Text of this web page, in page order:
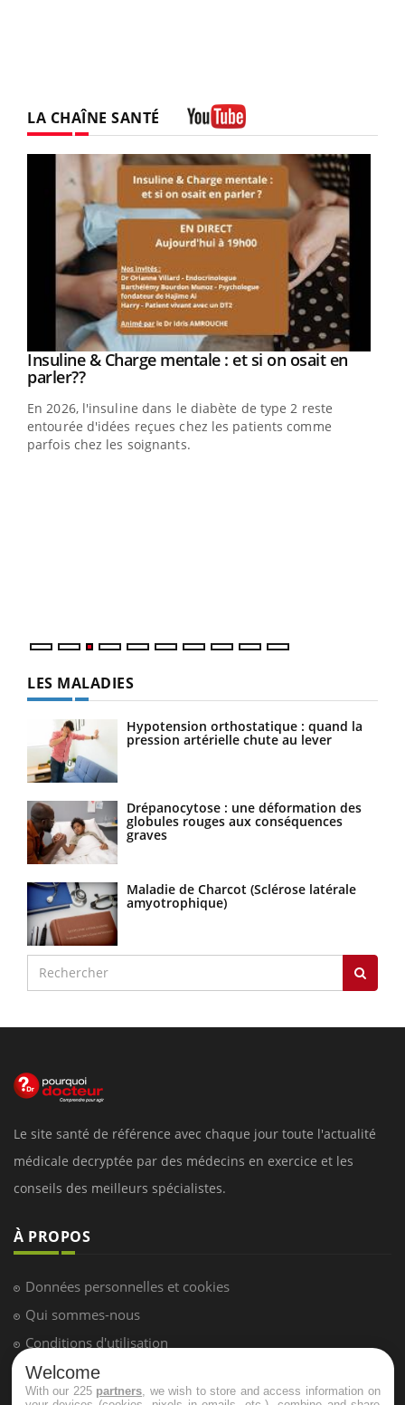
LA CHAÎNE SANTÉ
Youtube
Insuline & Charge mentale : et si on osait en
parler??Youtube
En 2026, l'insuline dans le diabète de type 2 reste
entourée d'idées reçues chez les patients comme
parfois chez les soignants.
LES MALADIES
Hypotension orthostatique : quand la
pression artérielle chute au lever
Drépanocytose : une déformation des
globules rouges aux conséquences
graves
Maladie de Charcot (Sclérose latérale
amyotrophique)
Le site santé de référence avec chaque jour toute l'actualité
médicale decryptée par des médecins en exercice et les
conseils des meilleurs spécialistes.
À PROPOS
Données personnelles et cookies
Qui sommes-nous
Conditions d'utilisation
Plan du site
Mentions Légales
Welcome
With our 225 partners , we wish to store and access information on